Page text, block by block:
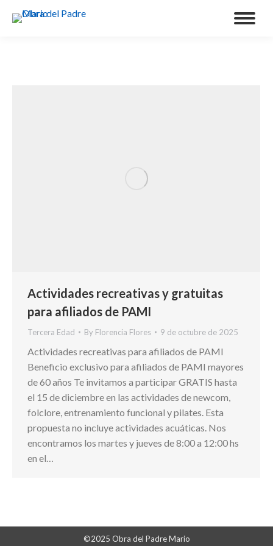
Actividades recreativas y gratuitas
para afiliados de PAMI
Tercera Edad By Florencia Flores 9 de octubre de 2025
Actividades recreativas para afiliados de PAMI
Beneficio exclusivo para afiliados de PAMI mayores
de 60 años Te invitamos a participar GRATIS hasta
el 15 de diciembre en las actividades de newcom,
folclore, entrenamiento funcional y pilates. Esta
propuesta no incluye actividades acuáticas. Nos
encontramos los martes y jueves de 8:00 a 12:00 hs
en el…
©2025 Obra del Padre Mario